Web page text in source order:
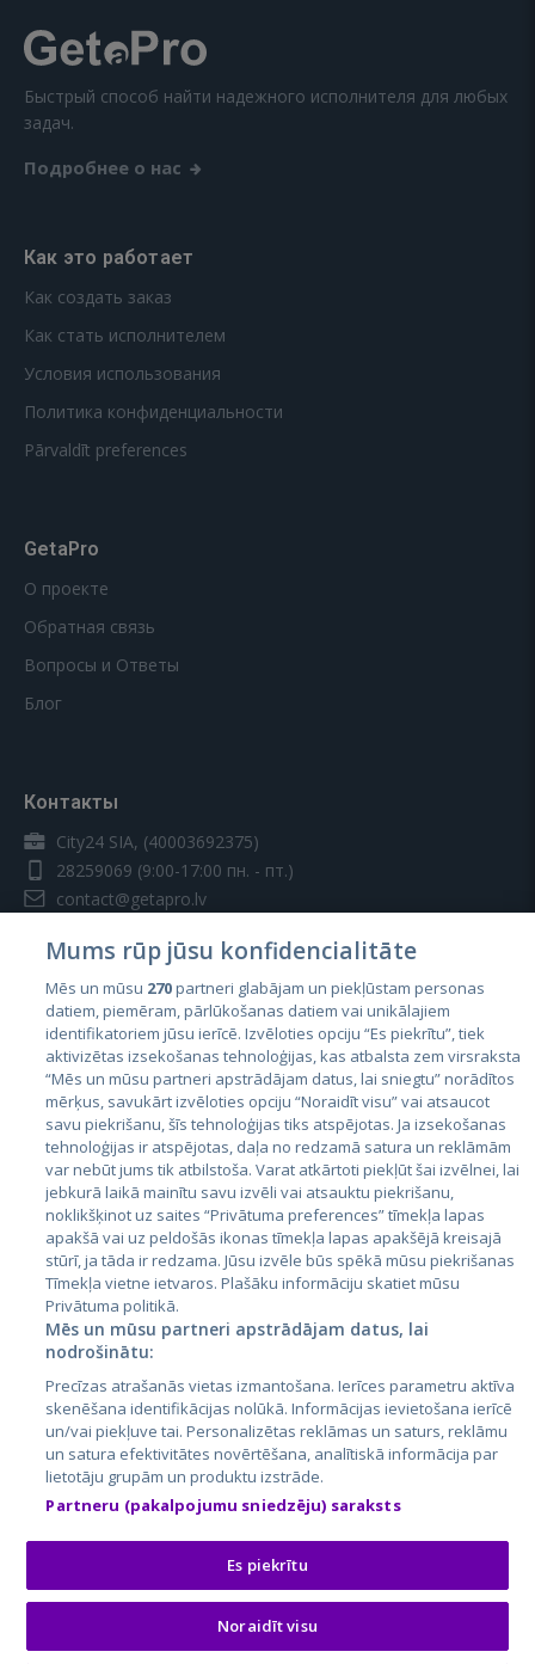
Быстрый способ найти надежного исполнителя для любых
задач.
Подробнее о нас
Как это работает
Как создать заказ
Как стать исполнителем
Условия использования
Политика конфиденциальности
Pārvaldīt preferences
GetaPro
О проекте
Обратная связь
Вопросы и Ответы
Блог
Контакты
City24 SIA, (40003692375)
28259069 (9:00-17:00 пн. - пт.)
contact@getapro.lv
Страны
Эстония
Латвия
Литва
City24.lv
City24.ee
GetaPro.lv
GetaPro.ee
Skelbiu.lt
Autoplius.lt
Aruodas.lt
CVbankas.lt
Kainos.lt
Paslaugos.lt
auto24.ee
Osta.ee
KuldneBörs.ee
Mums rūp jūsu konfidencialitāte
Mēs un mūsu 270partneri glabājam un piekļūstam personas
datiem, piemēram, pārlūkošanas datiem vai unikālajiem
identifikatoriem jūsu ierīcē. Izvēloties opciju “Es piekrītu”, tiek
aktivizētas izsekošanas tehnoloģijas, kas atbalsta zem virsraksta
“Mēs un mūsu partneri apstrādājam datus, lai sniegtu” norādītos
mērķus, savukārt izvēloties opciju “Noraidīt visu” vai atsaucot
savu piekrišanu, šīs tehnoloģijas tiks atspējotas. Ja izsekošanas
tehnoloģijas ir atspējotas, daļa no redzamā satura un reklāmām
var nebūt jums tik atbilstoša. Varat atkārtoti piekļūt šai izvēlnei, lai
jebkurā laikā mainītu savu izvēli vai atsauktu piekrišanu,
noklikšķinot uz saites “Privātuma preferences” tīmekļa lapas
apakšā vai uz peldošās ikonas tīmekļa lapas apakšējā kreisajā
stūrī, ja tāda ir redzama. Jūsu izvēle būs spēkā mūsu piekrišanas
Tīmekļa vietne ietvaros. Plašāku informāciju skatiet mūsu
Privātuma politikā.
Mēs un mūsu partneri apstrādājam datus, lai
nodrošinātu:
Precīzas atrašanās vietas izmantošana. Ierīces parametru aktīva
skenēšana identifikācijas nolūkā. Informācijas ievietošana ierīcē
un/vai piekļuve tai. Personalizētas reklāmas un saturs, reklāmu
un satura efektivitātes novērtēšana, analītiskā informācija par
lietotāju grupām un produktu izstrāde.
Partneru (pakalpojumu sniedzēju) saraksts
Es piekrītu
Noraidīt visu